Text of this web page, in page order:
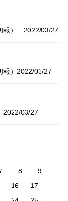
報） 2022/03/27
報）2022/03/27
2022/03/27